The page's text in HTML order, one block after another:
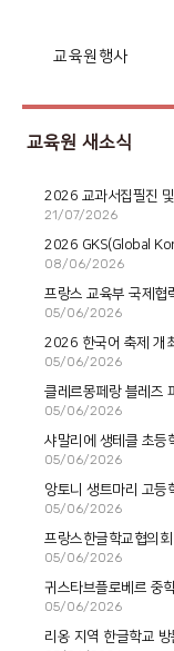
교육원행사
교육원 새소식
2026 교과서집필진
21/07/2026
2026 GKS(Global
08/06/2026
프랑스 교육부 국제협
05/06/2026
2026 한국어 축제 개
05/06/2026
클레르몽페랑 블레즈
05/06/2026
샤말리에 생테클 초등
05/06/2026
앙토니 생트마리 고등
05/06/2026
프랑스한글학교협의
05/06/2026
귀스타브플로베르 중
05/06/2026
리옹 지역 한글학교 방